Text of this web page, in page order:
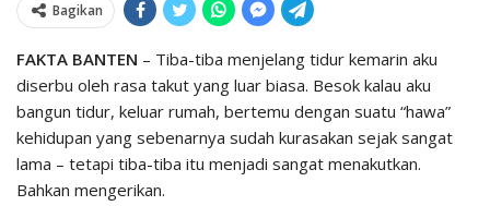
Bagikan
FAKTA BANTEN – Tiba-tiba menjelang tidur kemarin aku
diserbu oleh rasa takut yang luar biasa. Besok kalau aku
bangun tidur, keluar rumah, bertemu dengan suatu “hawa”
kehidupan yang sebenarnya sudah kurasakan sejak sangat
lama – tetapi tiba-tiba itu menjadi sangat menakutkan.
Bahkan mengerikan.